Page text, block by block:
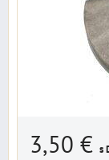
3,50 € s